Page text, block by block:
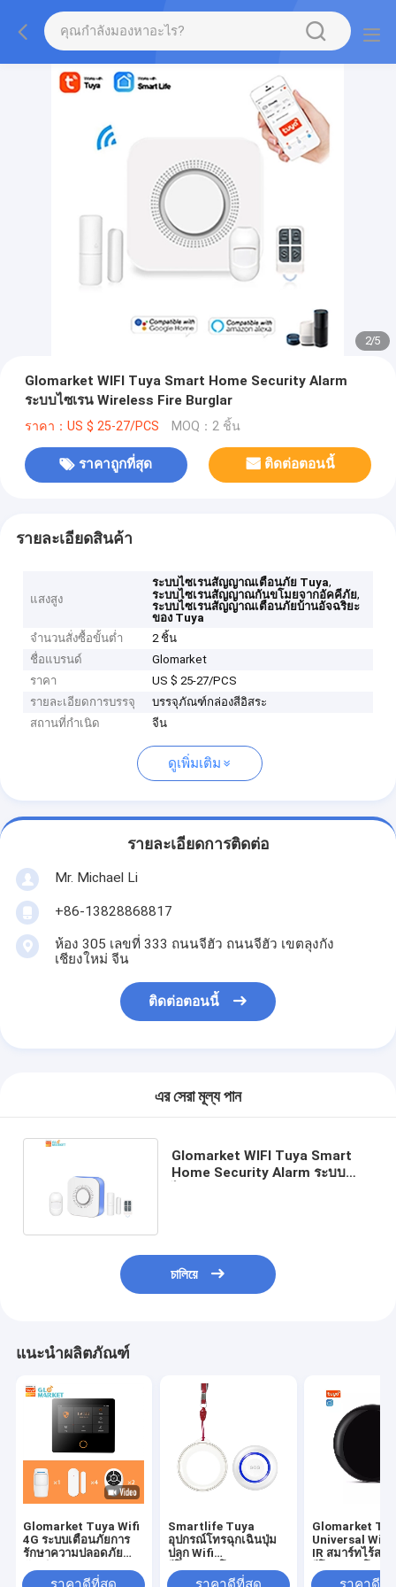
2/5
Glomarket WIFI Tuya Smart Home Security Alarm
ระบบไซเรน Wireless Fire Burglar
ราคา：US $ 25-27/PCS MOQ：2 ชิ้น
ราคาถูกที่สุด ติดต่อตอนนี้
รายละเอียดสินค้า
แสงสูง
ระบบไซเรนสัญญาณเตือนภัย Tuya,
ระบบไซเรนสัญญาณกันขโมยจากอัคคีภัย,
ระบบไซเรนสัญญาณเตือนภัยบ้านอัจฉริยะ
ของ Tuya
จำนวนสั่งซื้อขั้นต่ำ
2 ชิ้น
ชื่อแบรนด์
Glomarket
ราคา
US $ 25-27/PCS
รายละเอียดการบรรจุ
บรรจุภัณฑ์กล่องสีอิสระ
สถานที่กำเนิด
จีน
ดูเพิ่มเติม
รายละเอียดการติดต่อ
Mr. Michael Li
+86-13828868817
ห้อง 305 เลขที่ 333 ถนนจีฮัว ถนนจีฮัว เขตลุงกัง
เชียงใหม่ จีน
ติดต่อตอนนี้
এর সেরা মূল্য পান
Glomarket WIFI Tuya Smart
Home Security Alarm ระบบ
চালিয়ে
แนะนำผลิตภัณฑ์
Glomarket Tuya Wifi
4G ระบบเตือนภัยการ
รักษาความปลอดภัย
สร้างขึ้นในไซเรน
Smartlife Tuya
อุปกรณ์โทรฉุกเฉินปุ่ม
ปลุก Wifi
Panic สำหรับผู้สูงอายุ
Glomarket
Universal WiFi
IR สมาร์ทไร้สาย
ร่วมกับ Google